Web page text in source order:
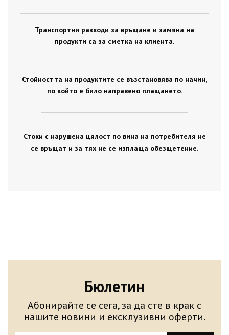
Транспортни разходи за връщане и замяна на
продукти са за сметка на клиента.
Стойността на продуктите се възстановява по начин,
по който е било направено плащането.
Стоки с нарушена цялост по вина на потребителя не
се връщат и за тях не се изплаща обезщетение.
Бюлетин
Абонирайте се сега, за да сте в крак с
нашите новини и ексклузивни оферти.